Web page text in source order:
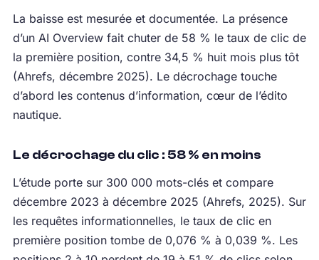
La baisse est mesurée et documentée. La présence
d’un AI Overview fait chuter de 58 % le taux de clic de
la première position, contre 34,5 % huit mois plus tôt
(Ahrefs, décembre 2025). Le décrochage touche
d’abord les contenus d’information, cœur de l’édito
nautique.
Le décrochage du clic : 58 % en moins
L’étude porte sur 300 000 mots-clés et compare
décembre 2023 à décembre 2025 (Ahrefs, 2025). Sur
les requêtes informationnelles, le taux de clic en
première position tombe de 0,076 % à 0,039 %. Les